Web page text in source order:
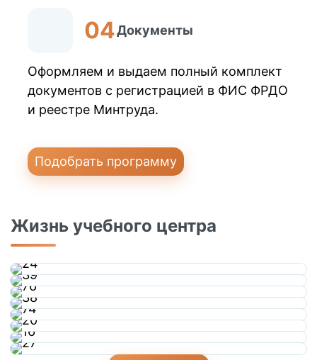
Документы
Оформляем и выдаем полный комплект
документов с регистрацией в ФИС ФРДО
и реестре Минтруда.
Подобрать программу
Жизнь учебного центра